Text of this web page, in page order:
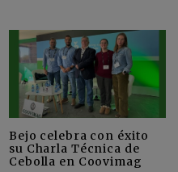
Bejo celebra con éxito
su Charla Técnica de
Cebolla en Coovimag